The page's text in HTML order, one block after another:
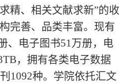
精、相关文献求新”的收
完善、品类丰富。现有
、电子图书51万册，电
，拥有各类电子数据
1092种。学院依托汇文